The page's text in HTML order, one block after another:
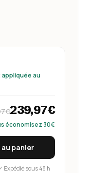
au
239,97€
économisez 30€
panier
Expédié sous 48 h